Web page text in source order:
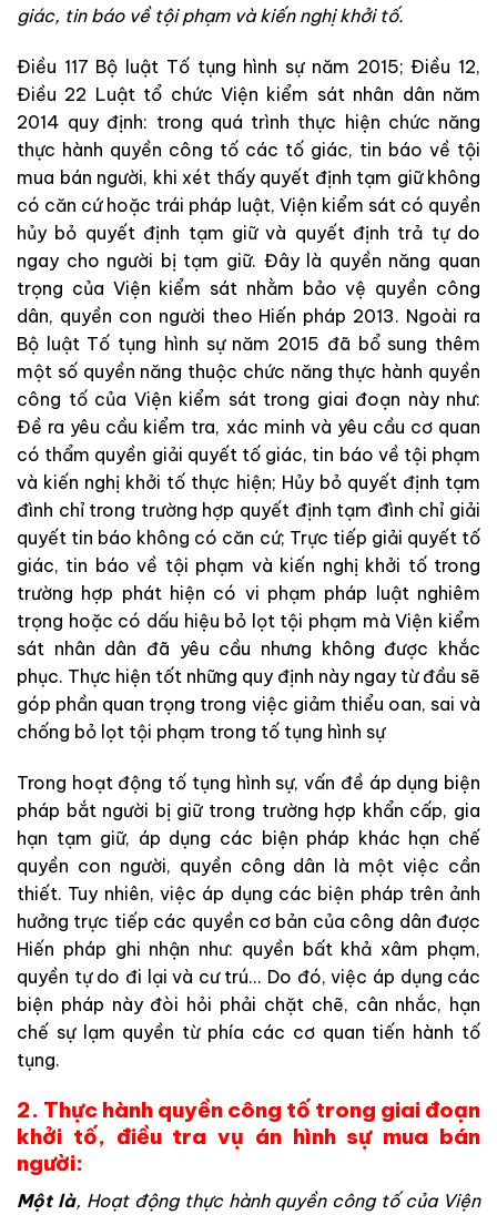
giác, tin báo về tộiphạm vàkiến nghịkhởi tố.
Điều 117 Bộ luật Tố tụng hình sự năm 2015;Điều12,
Điều 22 Luật tổ chứcViện kiểm sát nhân dân năm
2014 quy định: trong quá trình thực hiện chức năng
thực hành quyền công tố các tố giác, tin báo về tội
mua bán người, khi xét thấy quyết định tạm giữ không
có căn cứ hoặc trái pháp luật, Viện kiểm sát có quyền
hủy bỏ quyết định tạm giữvà quyết định trả tự do
ngay cho người bị tạm giữ. Đây là quyền năng quan
trọng của Viện kiểm sát nhằm bảovệ quyền công
dân, quyền con người theo Hiến pháp 2013. Ngoài ra
Bộ luật Tố tụng hình sự năm 2015 đã bổ sung thêm
một số quyền năng thuộc chức năng thực hành quyền
công tố của Viện kiểm sát trong giai đoạn này như:
Đề ra yêu cầu kiểm tra, xác minh và yêu cầu cơ quan
có thẩm quyền giải quyết tố giác, tin báo về tội phạm
và kiến nghị khởi tố thực hiện; Hủy bỏ quyết định tạm
đình chỉ trong trường hợp quyết định tạm đình chỉ giải
quyết tin báo không có căn cứ; Trực tiếp giải quyết tố
giác, tin báovề tội phạm và kiến nghị khởi tố trong
trường hợp phát hiện có vi phạm pháp luật nghiêm
trọng hoặc có dấu hiệu bỏ lọt tội phạm màViện kiểm
sát nhân dân đã yêu cầu nhưng không được khắc
phục. Thực hiện tốt những quy định này ngay từ đầu sẽ
góp phần quan trọng trong việc giảm thiểu oan, saivà
chống bỏ lọt tội phạm trong tố tụng hình sự
Trong hoạt động tố tụng hình sự,vấn đề áp dụng biện
pháp bắt người bị giữ trong trường hợp khẩn cấp, gia
hạn tạm giữ, áp dụng các biện pháp khác hạn chế
quyền con người, quyền công dân là mộtviệc cần
thiết. Tuy nhiên, việc áp dụng các biện pháp trên ảnh
hưởng trực tiếp các quyền cơ bản của công dân được
Hiến pháp ghi nhận như: quyền bất khảxâm phạm,
quyền tự do đi lạivà cư trú... Do đó,việc áp dụng các
biện pháp này đòi hỏi phải chặt chẽ, cân nhắc, hạn
chế sự lạm quyền từ phía các cơ quan tiến hành tố
tụng.
2. Thực hành quyền công tố trong giai đoạn
khởi tố, điều tra vụ án hình sự mua bán
người:
Một là, Hoạt động thực hành quyền công tốcủa Viện